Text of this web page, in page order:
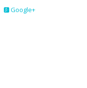
Google+